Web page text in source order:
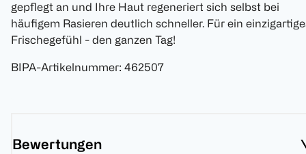
gepflegt an und Ihre Haut regeneriert sich selbst bei
häufigem Rasieren deutlich schneller. Für ein
Frischegefühl - den ganzen Tag!
BIPA-Artikelnummer: 462507
Bewertungen